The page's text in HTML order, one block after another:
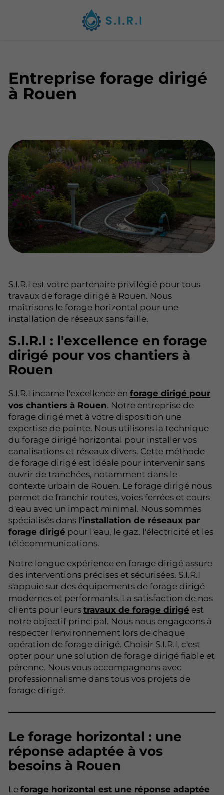
Entreprise forage dirigé
à Rouen
S.I.R.I est votre partenaire privilégié pour tous
travaux de forage dirigé à Rouen. Nous
maîtrisons le forage horizontal pour une
installation de réseaux sans faille.
S.I.R.I : l'excellence en forage
dirigé pour vos chantiers à
Rouen
S.I.R.I incarne l'excellence en forage dirigé pour
vos chantiers à Rouen. Notre entreprise de
forage dirigé met à votre disposition une
expertise de pointe. Nous utilisons la technique
du forage dirigé horizontal pour installer vos
canalisations et réseaux divers. Cette méthode
de forage dirigé est idéale pour intervenir sans
ouvrir de tranchées, notamment dans le
contexte urbain de Rouen. Le forage dirigé nous
permet de franchir routes, voies ferrées et cours
d'eau avec un impact minimal. Nous sommes
spécialisés dans l'installation de réseaux par
forage dirigé pour l'eau, le gaz, l'électricité et les
télécommunications.
Notre longue expérience en forage dirigé assure
des interventions précises et sécurisées. S.I.R.I
s'appuie sur des équipements de forage dirigé
modernes et performants. La satisfaction de nos
clients pour leurs travaux de forage dirigé est
notre objectif principal. Nous nous engageons à
respecter l'environnement lors de chaque
opération de forage dirigé. Choisir S.I.R.I, c'est
opter pour une solution de forage dirigé fiable et
pérenne. Nous vous accompagnons avec
professionnalisme dans tous vos projets de
forage dirigé.
Le forage horizontal : une
réponse adaptée à vos
besoins à Rouen
Le forage horizontal est une réponse adaptée